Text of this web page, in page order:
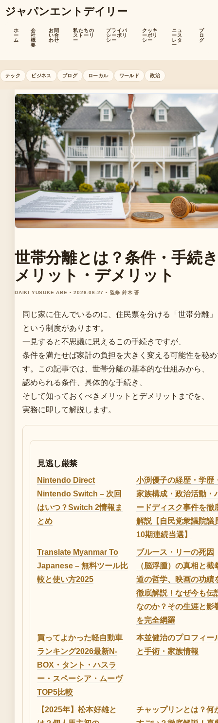
ジャパンエントデイリー
ホ
ー
ム
会
社
概
要
お問
い合
わせ
私たちの
ストーリ
ー
プライバ
シーポリ
シー
クッキ
ーポリ
シー
ニュ
ース
レタ
ー
ブ
ロ
グ
テック ビジネス ブログ ローカル ワールド 政治
世帯分離とは？条件・手続
メリット・デメリット
DAIKI YUSUKE ABE • 2026-06-27 • 監修 鈴木 蒼
同じ家に住んでいるのに、住民票を分ける「世帯分離」
という制度があります。
一見すると不思議に思えるこの手続きですが、
条件を満たせば家計の負担を大きく変える可能性を秘
す。この記事では、世帯分離の基本的な仕組みから、
認められる条件、具体的な手続き、
そして知っておくべきメリットとデメリットまでを、
実務に即して解説します。
見逃し厳禁
Nintendo Direct
Nintendo Switch – 次回
はいつ？Switch 2情報ま
とめ
小渕優子の経歴・学歴
家族構成・政治活動・
ードディスク事件を徹
解説【自民党衆議院議
10期連続当選】
Translate Myanmar To
Japanese – 無料ツール比
較と使い方2025
ブルース・リーの死因
（脳浮腫）の真相と截
道の哲学、映画の功績
徹底解説！なぜ今も伝
なのか？その生涯と影
を完全網羅
買ってよかった軽自動車
ランキング2026最新N-
BOX・タント・ハスラ
ー・スペーシア・ムーヴ
TOP5比較
本並健治のプロフィー
と手術・家族情報
【2025年】松本好雄と
チャップリンとは？何